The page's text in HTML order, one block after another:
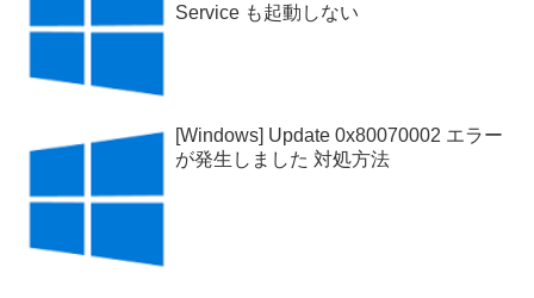
Service も起動しない
[Windows] Update 0x80070002 エラー
が発生しました 対処方法